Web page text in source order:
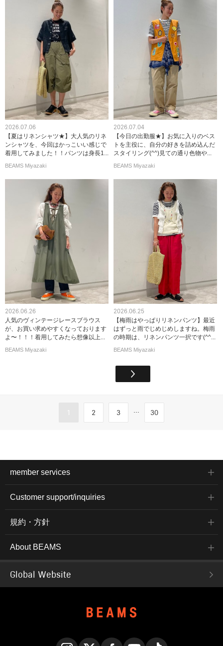
2026.07.06
【夏はリネンシャツ★】大人気のリネ
ンシャツを、今回はかっこいい感じで
着用してみました！！パンツは身長1...
BEAMS Miyazaki
2026.07.04
【今日の出勤服★】お気に入りのベス
トを主役に、自分の好きを詰め込んだ
スタイリング(^^)見ての通り色物や...
BEAMS Miyazaki
2026.06.26
人気のヴィンテージレースブラウス
が、お買い求めやすくなっております
よ〜！！！着用してみたら想像以上...
BEAMS Miyazaki
2026.06.25
【梅雨はやっぱりリネンパンツ】最近
はずっと雨でじめじめしますね。梅雨
の時期は、リネンパンツ一択です(^^...
BEAMS Miyazaki
1 2 3 ... 30
member services
Customer support/inquiries
規約・方針
About BEAMS
Global Website